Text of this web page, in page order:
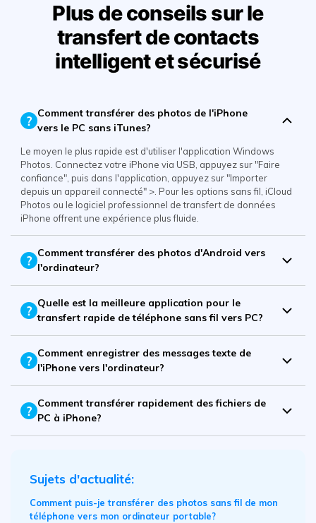
Plus de conseils sur le
transfert de contacts
intelligent et sécurisé
Comment transférer des photos de l'iPhone
vers le PC sans iTunes?
Le moyen le plus rapide est d'utiliser l'application Windows
Photos. Connectez votre iPhone via USB, appuyez sur "Faire
confiance", puis dans l'application, appuyez sur "Importer
depuis un appareil connecté" >. Pour les options sans fil, iCloud
Photos ou le logiciel professionnel de transfert de données
iPhone offrent une expérience plus fluide.
Comment transférer des photos d'Android vers
l'ordinateur?
Quelle est la meilleure application pour le
transfert rapide de téléphone sans fil vers PC?
Comment enregistrer des messages texte de
l'iPhone vers l'ordinateur?
Comment transférer rapidement des fichiers de
PC à iPhone?
Sujets d'actualité:
Comment puis-je transférer des photos sans fil de mon
téléphone vers mon ordinateur portable?